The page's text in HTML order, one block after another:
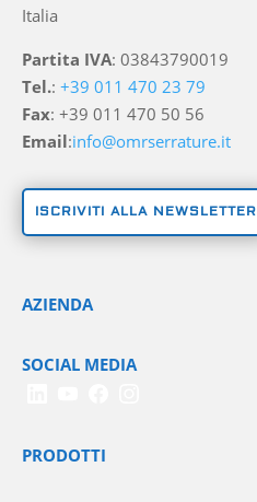
Italia
Partita IVA: 03843790019
Tel.:+39 011 470 23 79
Fax: +39 011 470 50 56
Email:info@omrserrature.it
ISCRIVITI ALLA NEWSLETTER
AZIENDA
SOCIAL MEDIA
PRODOTTI